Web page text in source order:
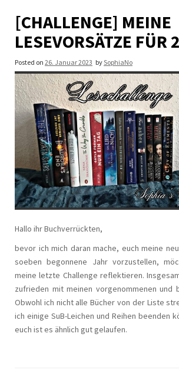
[CHALLENGE] MEINE
LESEVORSÄTZE FÜR
Posted on 26. Januar 2023 bySophiaNo
Hallo ihr Buchverrückten,
bevor ich mich daran mache, euch meine
soeben begonnene Jahr vorzustellen,
meine letzte Challenge reflektieren.
zufrieden mit meinen vorgenommenen und
Obwohl ich nicht alle Bücher von der Liste
ich einige SuB-Leichen und Reihen beenden
euch ist es ähnlich gut gelaufen.